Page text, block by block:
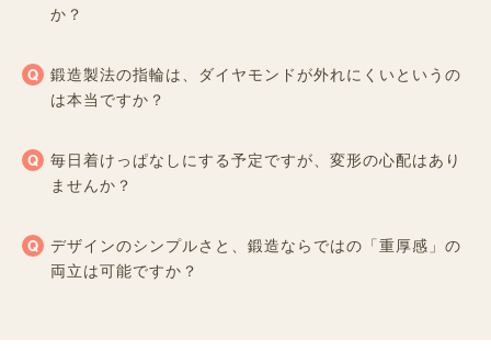
か？
鍛造製法の指輪は、ダイヤモンドが外れにくいというの
は本当ですか？
毎日着けっぱなしにする予定ですが、変形の心配はあり
ませんか？
デザインのシンプルさと、鍛造ならではの「重厚感」の
両立は可能ですか？